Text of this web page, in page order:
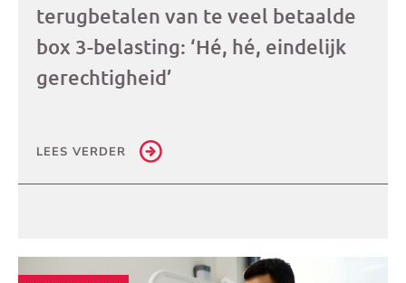
terugbetalen van te veel betaalde
box 3-belasting: ‘Hé, hé, eindelijk
gerechtigheid’
LEES VERDER